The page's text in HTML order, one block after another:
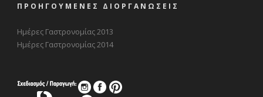
ΠΡΟΗΓΟΥΜΕΝΕΣ ΔΙΟΡΓΑΝΩΣΕΙΣ
Ημέρες Γαστρονομίας 2013
Ημέρες Γαστρονομίας 2014